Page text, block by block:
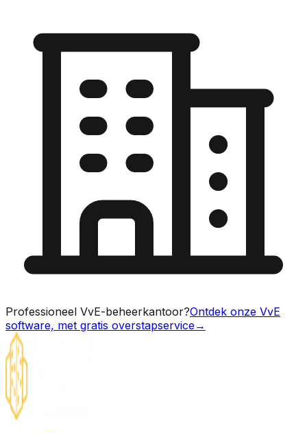
Professioneel VvE-beheerkantoor?Ontdek onze VvE
software, met gratis overstapservice→